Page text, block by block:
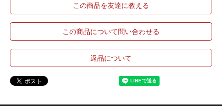
この商品を友達に教える
この商品について問い合わせる
返品について